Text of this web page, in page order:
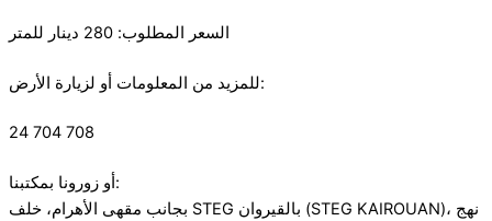
السعر المطلوب: 280 دينار للمتر
للمزيد من المعلومات أو لزيارة الأرض:
24 704 708
أو زورونا بمكتبنا:
بجانب مقهى الأهرام، خلف STEG بالقيروان (STEG KAIROUAN)، نهج